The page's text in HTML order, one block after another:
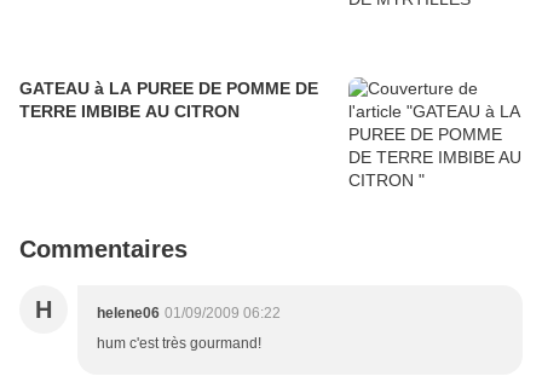
GATEAU à LA PUREE DE POMME DE
TERRE IMBIBE AU CITRON
Commentaires
H helene06 01/09/2009 06:22
hum c'est très gourmand!